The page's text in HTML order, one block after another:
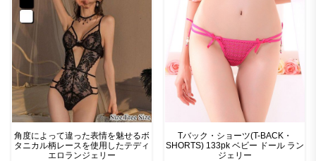
角度によって違った表情を魅せるボ
タニカル柄レースを使用したテディ
エロランジェリー
Tバック・ショーツ(T-BACK・
SHORTS) 133pk ベビー ドール ラン
ジェリー